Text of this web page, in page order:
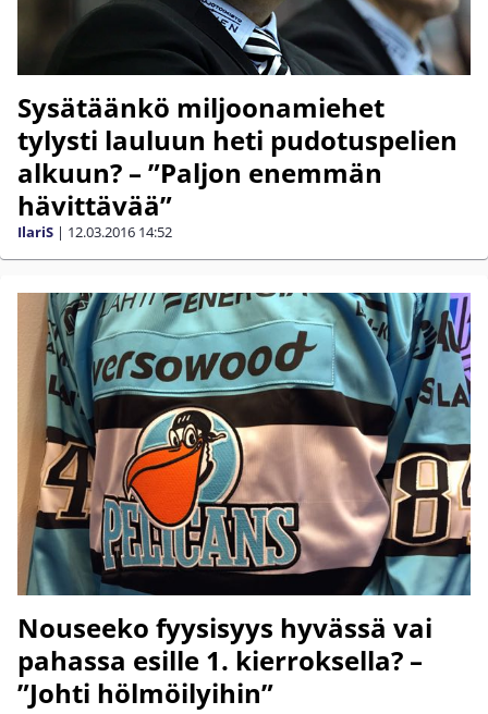
Sysätäänkö miljoonamiehet
tylysti lauluun heti pudotuspelien
alkuun? – ”Paljon enemmän
hävittävää”
IlariS | 12.03.2016 14:52
Nouseeko fyysisyys hyvässä vai
pahassa esille 1. kierroksella? –
”Johti hölmöilyihin”